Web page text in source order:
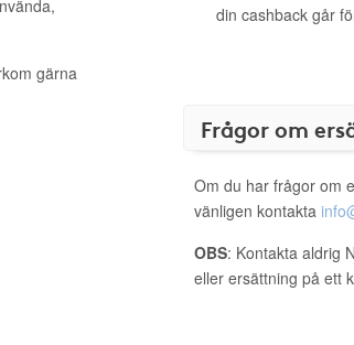
gärna
din cashback går
Frågor om
Om du har frågor om
vänligen kontakta
OBS: Kontakta aldrig
eller ersättning på ett